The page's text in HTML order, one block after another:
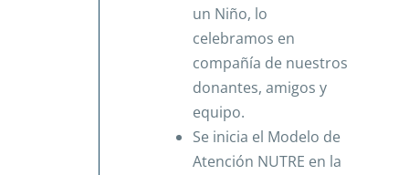
un Niño, lo
celebramos en
compañía de nuestros
donantes, amigos y
equipo.
Se inicia el Modelo de
Atención NUTRE en la